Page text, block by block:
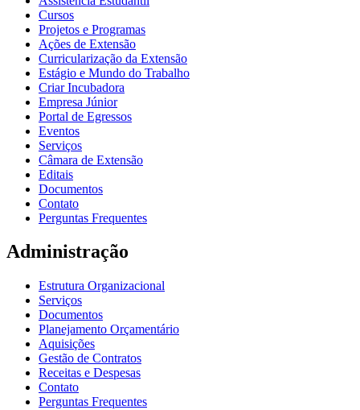
Cursos
Projetos e Programas
Ações de Extensão
Curricularização da Extensão
Estágio e Mundo do Trabalho
Criar Incubadora
Empresa Júnior
Portal de Egressos
Eventos
Serviços
Câmara de Extensão
Editais
Documentos
Contato
Perguntas Frequentes
Administração
Estrutura Organizacional
Serviços
Documentos
Planejamento Orçamentário
Aquisições
Gestão de Contratos
Receitas e Despesas
Contato
Perguntas Frequentes